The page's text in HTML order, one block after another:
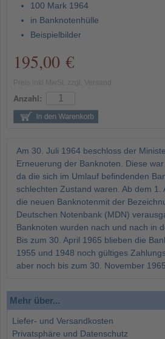
100 Mark 1964
in Banknotenhülle
Beispielbilder
195,00 €
Anzahl:
Am 30. Juli 1964 beschloss der
Erneuerung der Banknoten. Diese
da die sich im Umlauf befindenden
schlechten Zustand waren. Ab dem 1.
die neuen Banknotenmit der
Deutschen Notenbank (MDN)
Banknoten wurden nach und nach in
Bis zum 30. April 1965 blieben die
1955 und 1948 noch gültiges
aber noch bis zum 30. November
Mehr über...
Liefer- und Versandkosten
Privatsphäre und Datenschutz